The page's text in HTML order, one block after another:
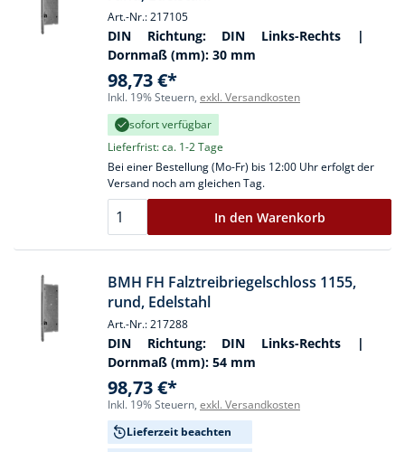
Art.-Nr.: 217105
DIN Richtung: DIN Links-Rechts |
Dornmaß (mm): 30 mm
98,73 €*
Inkl. 19% Steuern, exkl. Versandkosten
sofort verfügbar
Lieferfrist: ca. 1-2 Tage
Bei einer Bestellung (Mo-Fr) bis 12:00 Uhr erfolgt der
Versand noch am gleichen Tag.
In den Warenkorb
BMH FH Falztreibriegelschloss 1155,
rund, Edelstahl
Art.-Nr.: 217288
DIN Richtung: DIN Links-Rechts |
Dornmaß (mm): 54 mm
98,73 €*
Inkl. 19% Steuern, exkl. Versandkosten
Lieferzeit beachten